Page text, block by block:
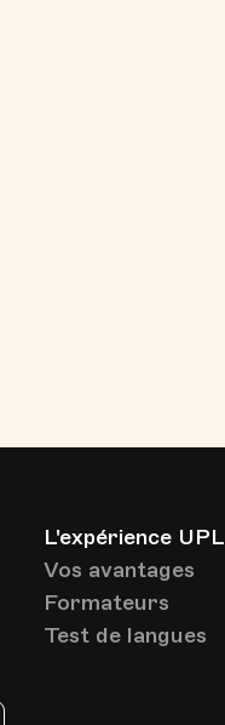
L'expérience UPL
Vos avantages
Formateurs
Test de langues